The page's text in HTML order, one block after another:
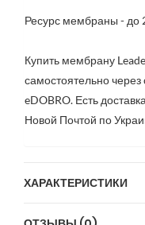
Ресурс мембраны - до
Купить мембрану
самостоятельно
eDOBRO. Есть
Новой Почтой по
ХАРАКТЕРИСТИКИ